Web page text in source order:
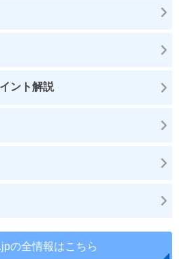
ント解説
の全情報はこちら